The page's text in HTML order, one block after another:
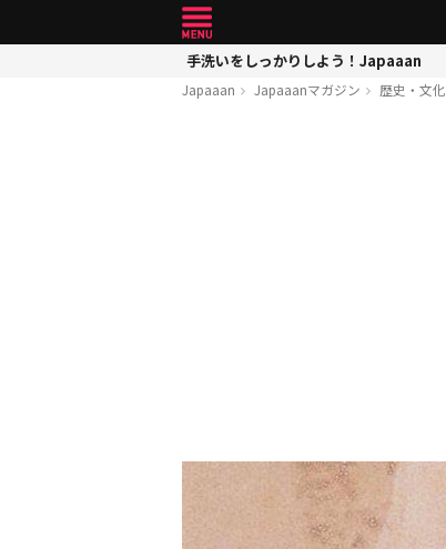
手洗いをしっかりしよう！Japaaan
Japaaan Japaaanマガジン 歴史・文化